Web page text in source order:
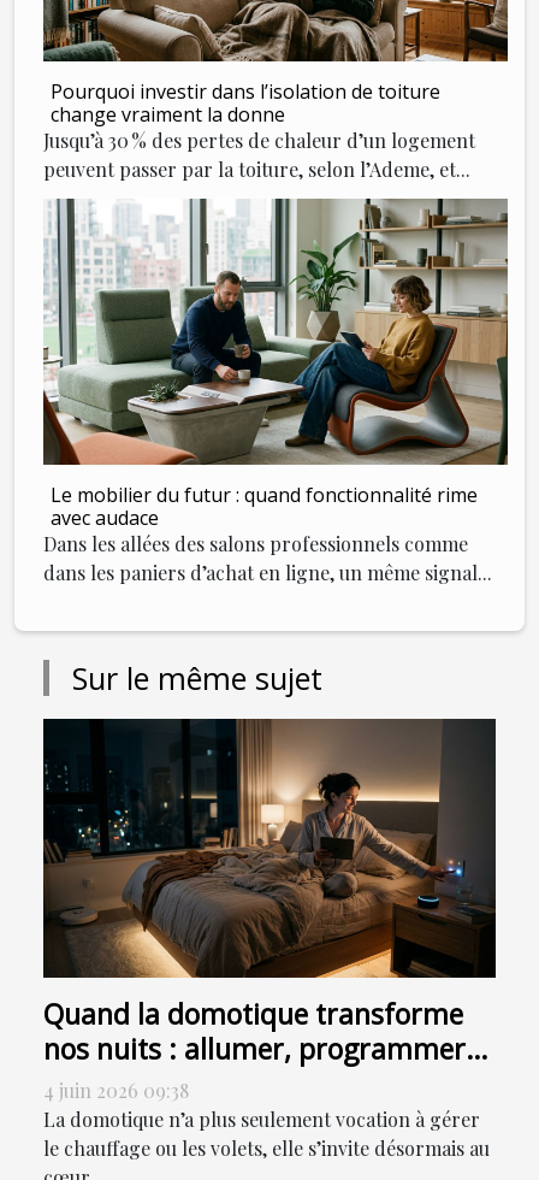
Pourquoi investir dans l’isolation de toiture
change vraiment la donne
Jusqu’à 30 % des pertes de chaleur d’un logement
peuvent passer par la toiture, selon l’Ademe, et...
Le mobilier du futur : quand fonctionnalité rime
avec audace
Dans les allées des salons professionnels comme
dans les paniers d’achat en ligne, un même signal...
Sur le même sujet
Quand la domotique transforme
nos nuits : allumer, programmer
ou sensoriser ?
4 juin 2026 09:38
La domotique n’a plus seulement vocation à gérer
le chauffage ou les volets, elle s’invite désormais au